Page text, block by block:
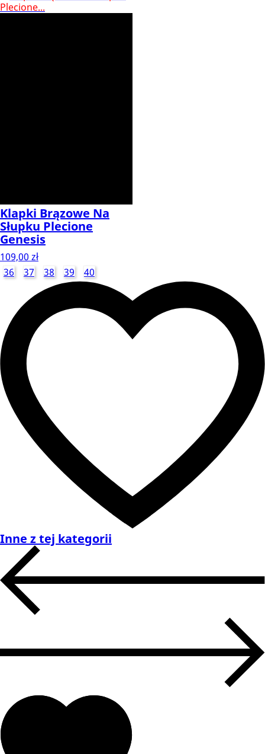
Klapki Brązowe Na
Słupku Plecione
Genesis
109,00 zł
36
37 38 39 40
Inne z tej kategorii